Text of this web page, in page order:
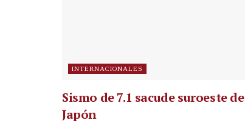
INTERNACIONALES
Sismo de 7.1 sacude suroeste de
Japón